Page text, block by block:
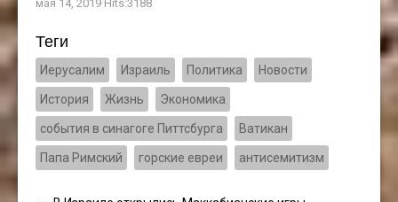
мая 14, 2019 Hits:3188
Теги
Иерусалим Израиль Политика Новости
История Жизнь Экономика
события в синагоге Питтсбурга Ватикан
Папа Римский горские евреи антисемитизм